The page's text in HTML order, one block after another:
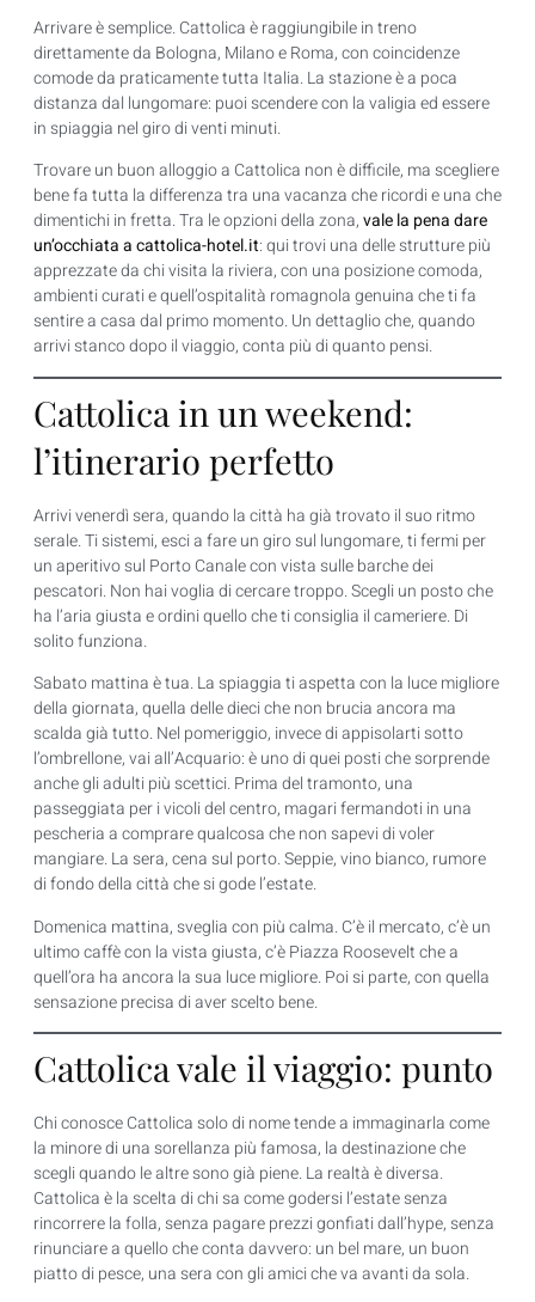
Arrivare è semplice. Cattolica è raggiungibile in treno
direttamente da Bologna, Milano e Roma, con coincidenze
comode da praticamente tutta Italia. La stazione è a poca
distanza dal lungomare: puoi scendere con la valigia ed essere
in spiaggia nel giro di venti minuti.
Trovare un buon alloggio a Cattolica non è difficile, ma scegliere
bene fa tutta la differenza tra una vacanza che ricordi e una che
dimentichi in fretta. Tra le opzioni della zona,vale la pena dare
un’occhiata a cattolica-hotel.it: qui trovi una delle strutture più
apprezzate da chi visita la riviera, con una posizione comoda,
ambienti curati e quell’ospitalità romagnola genuina che ti fa
sentire a casa dal primo momento. Un dettaglio che, quando
arrivi stanco dopo il viaggio, conta più di quanto pensi.
Cattolica in un weekend:
l’itinerario perfetto
Arrivi venerdì sera, quando la città ha già trovato il suo ritmo
serale. Ti sistemi, esci a fare un giro sul lungomare, ti fermi per
un aperitivo sul Porto Canale con vista sulle barche dei
pescatori. Non hai voglia di cercare troppo. Scegli un posto che
ha l’aria giusta e ordini quello che ti consiglia il cameriere. Di
solito funziona.
Sabato mattina è tua. La spiaggia ti aspetta con la luce migliore
della giornata, quella delle dieci che non brucia ancora ma
scalda già tutto. Nel pomeriggio, invece di appisolarti sotto
l’ombrellone, vai all’Acquario: è uno di quei posti che sorprende
anche gli adulti più scettici. Prima del tramonto, una
passeggiata per i vicoli del centro, magari fermandoti in una
pescheria a comprare qualcosa che non sapevi di voler
mangiare. La sera, cena sul porto. Seppie, vino bianco, rumore
di fondo della città che si gode l’estate.
Domenica mattina, sveglia con più calma. C’è il mercato, c’è un
ultimo caffè con la vista giusta, c’è Piazza Roosevelt che a
quell’ora ha ancora la sua luce migliore. Poi si parte, con quella
sensazione precisa di aver scelto bene.
Cattolica vale il viaggio: punto
Chi conosce Cattolica solo di nome tende a immaginarla come
la minore di una sorellanza più famosa, la destinazione che
scegli quando le altre sono già piene. La realtà è diversa.
Cattolica è la scelta di chi sa come godersi l’estate senza
rincorrere la folla, senza pagare prezzi gonfiati dall’hype, senza
rinunciare a quello che conta davvero: un bel mare, un buon
piatto di pesce, una sera con gli amici che va avanti da sola.